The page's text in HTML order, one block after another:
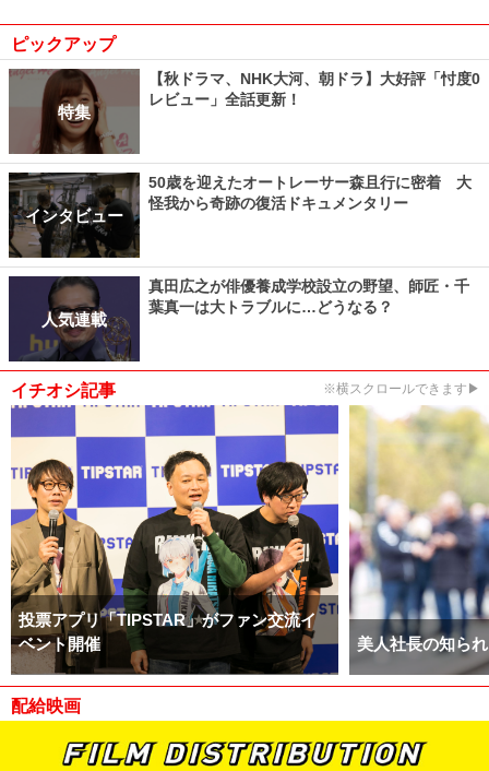
ピックアップ
特集
【秋ドラマ、NHK大河、朝ドラ】大好評「忖度0
レビュー」全話更新！
インタビュー
50歳を迎えたオートレーサー森且行に密着 大
怪我から奇跡の復活ドキュメンタリー
人気連載
真田広之が俳優養成学校設立の野望、師匠・千
葉真一は大トラブルに…どうなる？
イチオシ記事 ※横スクロールできます▶
投票アプリ「TIPSTAR」がファン交流イ
ベント開催
美人社長の知ら
配給映画